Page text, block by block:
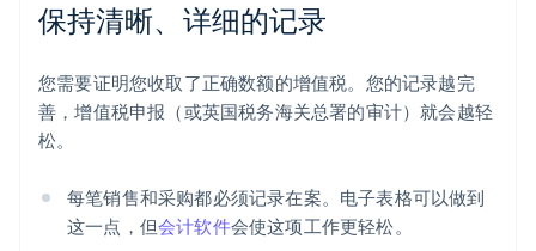
保持清晰、详细的记录
您需要证明您收取了正确数额的增值税。您的记录越完
善，增值税申报（或英国税务海关总署的审计）就会越轻
松。
每笔销售和采购都必须记录在案。电子表格可以做到
这一点，但会计软件会使这项工作更轻松。